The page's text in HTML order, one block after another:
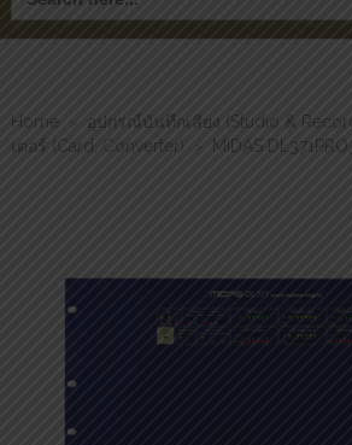
Home > อุปกรณ์บันทึกเสียง (Studio &
เตอร์ (Card, Converter)
> MIDAS